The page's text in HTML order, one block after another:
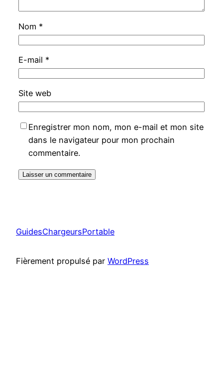
Nom *
E-mail *
Site web
Enregistrer mon nom, mon e-mail et mon site
dans le navigateur pour mon prochain
commentaire.
GuidesChargeursPortable
Fièrement propulsé par WordPress